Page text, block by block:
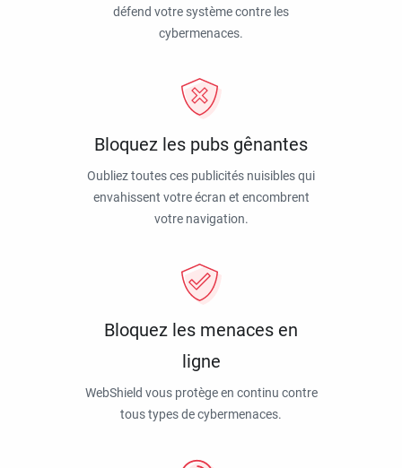
défend votre système contre les
cybermenaces.
Bloquez les pubs gênantes
Oubliez toutes ces publicités nuisibles qui
envahissent votre écran et encombrent
votre navigation.
Bloquez les menaces en
ligne
WebShield vous protège en continu contre
tous types de cybermenaces.